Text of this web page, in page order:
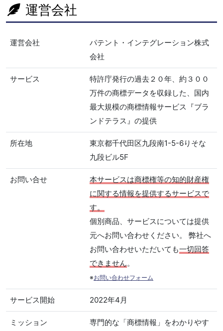
運営会社
運営会社
パテント・インテグレーション株式
会社
サービス
特許庁発行の過去２０年、約３００
万件の商標データを収録した、国内
最大規模の商標情報サービス『ブラ
ンドテラス』の提供
所在地
東京都千代田区九段南1-5-6りそな
九段ビル5F
お問い合せ
本サービスは商標権等の知的財産権
に関する情報を提供するサービスで
す。
個別商品、サービスについては提供
元へお問い合わせください。 弊社へ
お問い合わせいただいても一切回答
できません。
※お問い合わせフォーム
サービス開始 2022年4月
ミッション 専門的な「商標情報」をわかりやす